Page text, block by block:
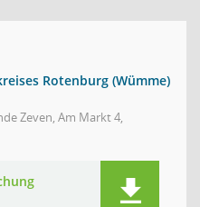
Rotenburg (Wümme)
Zeven, Am Markt 4,